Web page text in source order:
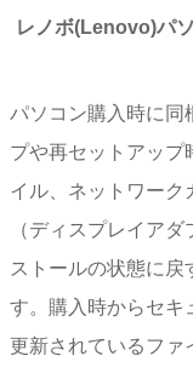
レノボ(Lenovo)パ
パソコン購入時に同
プや再セットアップ
イル、ネットワーク
（ディスプレイア
ストールの状態に
す。購入時からセキ
更新されているファ